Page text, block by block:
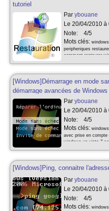
tutoriel
Par ybouane
Le 20/04/2010
Note:
4/5
Mots clés:
peripheriques
comment restaurer
[Windows]Démarrage en mode
démarrage avancées de Windows
Par ybouane
Le 20/04/2010
Note:
4/5
Mots clés:
avec prise en compte
windows xp vista 7
[Windows]Ping, connaitre
Par ybouane
Le 20/04/2010 à
Note:
4/5
Mots clés: